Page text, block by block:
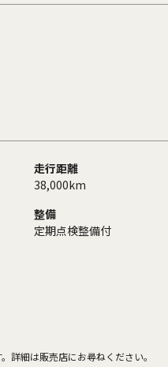
走行距離
38,000km
整備
定期点検整備付
詳細は販売店にお尋ねください。